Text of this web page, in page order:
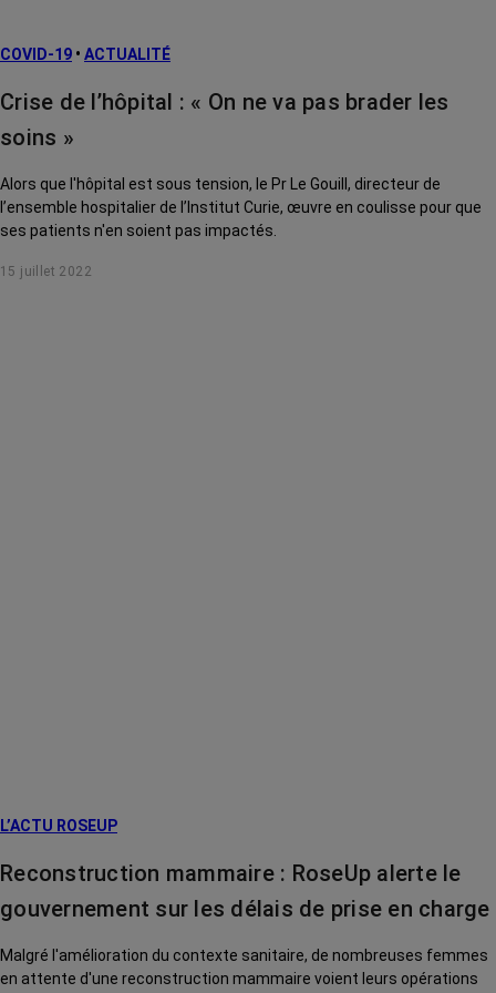
COVID-19 • ACTUALITÉ
Crise de l’hôpital : « On ne va pas brader les
soins »
Alors que l'hôpital est sous tension, le Pr Le Gouill, directeur de
l’ensemble hospitalier de l’Institut Curie, œuvre en coulisse pour que
ses patients n'en soient pas impactés.
15 juillet 2022
L’ACTU ROSEUP
Reconstruction mammaire : RoseUp alerte le
gouvernement sur les délais de prise en charge
Malgré l'amélioration du contexte sanitaire, de nombreuses femmes
en attente d'une reconstruction mammaire voient leurs opérations